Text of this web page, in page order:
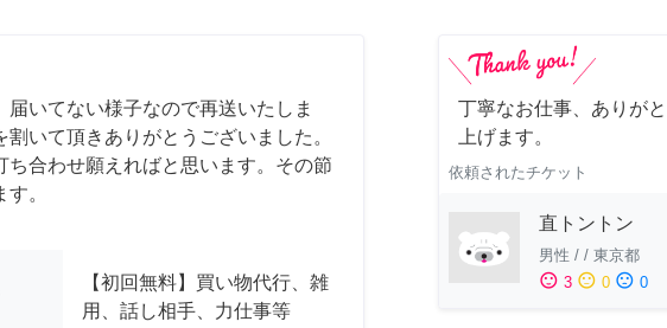
いてない様子なので再送いたしま
いて頂きありがとうございました。
ち合わせ願えればと思います。その節
。
【初回無料】買い物代行、雑
用、話し相手、力仕事等
丁寧なお仕事、ありが
上げます。
依頼されたチケット
直トントン
男性 / / 東京都
sentiment_satisfied 3 sentiment_neutral 0 sentiment_dissatisfied 0